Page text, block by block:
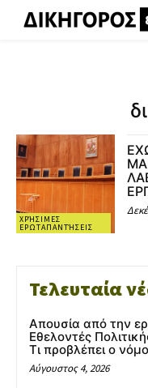
ΧΡΉΣΙΜΕΣ
ΕΡΩΤΑΠΑΝΤΉΣΕΙΣ
Τελευταία
Απουσία από την
Εθελοντές
Τι προβλέπει ο
Αύγουστος 4, 2026